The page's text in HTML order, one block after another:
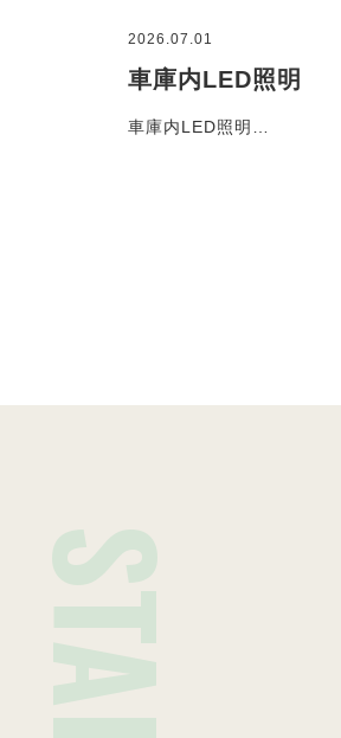
2026.07.01
車庫内LED照明
車庫内LED照明…
STAFF